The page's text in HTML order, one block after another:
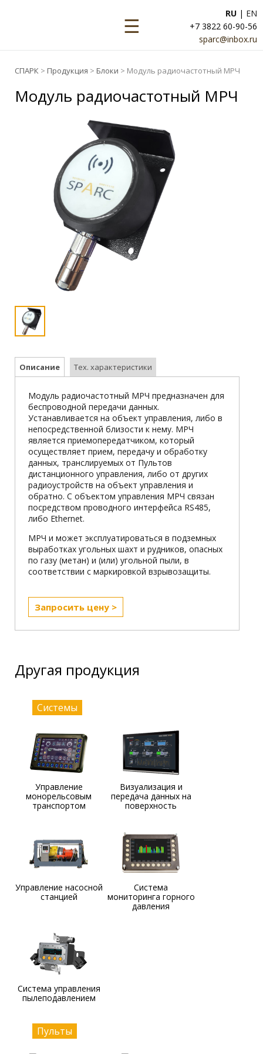
☰ RU | EN
+7 3822 60-90-56
sparc@inbox.ru
СПАРК > Продукция > Блоки > Модуль радиочастотный МРЧ
Модуль радиочастотный МРЧ
Описание Тех. характеристики
Модуль радиочастотный МРЧ предназначен для
беспроводной передачи данных.
Устанавливается на объект управления, либо в
непосредственной близости к нему. МРЧ
является приемопередатчиком, который
осуществляет прием, передачу и обработку
данных, транслируемых от Пультов
дистанционного управления, либо от других
радиоустройств на объект управления и
обратно. С объектом управления МРЧ связан
посредством проводного интерфейса RS485,
либо Ethernet.
МРЧ и может эксплуатироваться в подземных
выработках угольных шахт и рудников, опасных
по газу (метан) и (или) угольной пыли, в
соответствии с маркировкой взрывозащиты.
Запросить цену >
Другая продукция
Системы
Управление
монорельсовым
транспортом
Визуализация и
передача данных на
поверхность
Управление насосной
станцией
Система
мониторинга горного
давления
Система управления
пылеподавлением
Пульты